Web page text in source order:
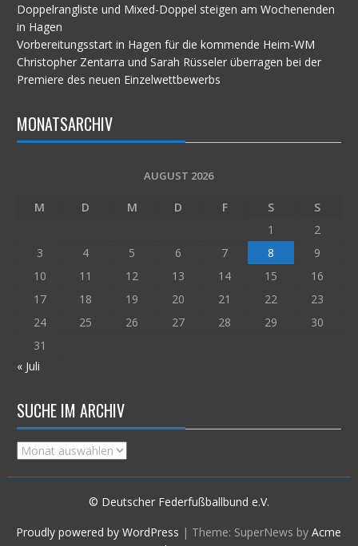
Doppelrangliste und Mixed-Doppel steigen am Wochenenden
in Hagen
Vorbereitungsstart in Hagen für die kommende Heim-WM
Christopher Zentarra und Sarah Rüsseler überragen bei der
Premiere des neuen Einzelwettbewerbs
MONATSARCHIV
AUGUST 2026
M D M D F S
S
1
2
3
4 5 6 7 8
9
10
11 12 13 14 15
16
17
18 19 20 21 22
23
24
25 26 27 28 29
30
31
« Juli
SUCHE IM ARCHIV
Suche
© Deutscher Federfußballbund e.V.
Proudly powered by WordPress | Theme: SuperNews byAcme